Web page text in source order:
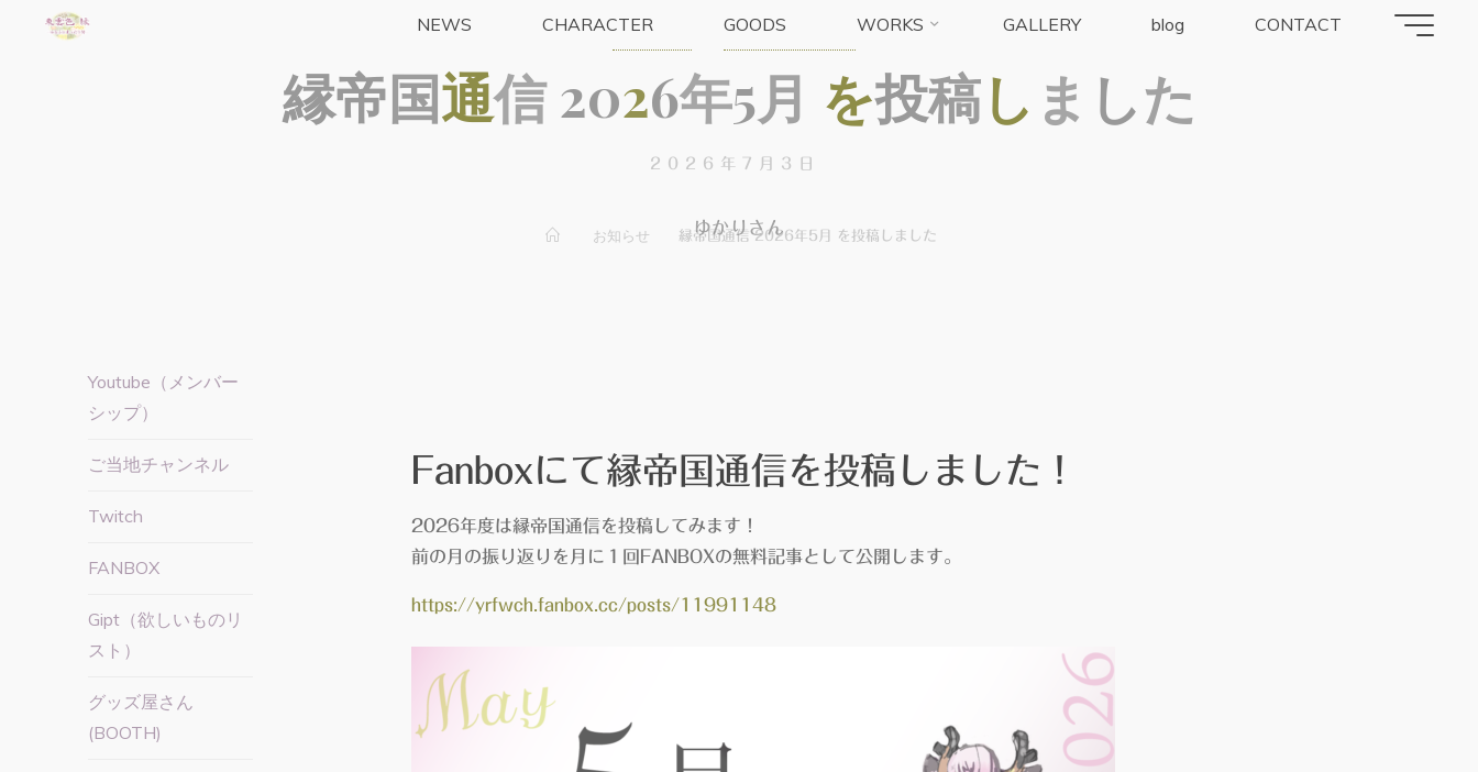
NEWS CHARACTER GOODS WORKS GALLERY blog CONTACT
縁帝国通信 2026年5月 を投稿し ま した
2026年7月3日
ゆかりさん
お知らせ 縁帝国通信 2026年5月 を投稿しました
Fanboxにて縁帝国通信を投稿しました！
2026年度は縁帝国通信を投稿してみます！
前の月の振り返りを月に１回FANBOXの無料記事として公開します。
https://yrfwch.fanbox.cc/posts/11991148
Youtube（メンバー
シップ）
ご当地チャンネル
Twitch
FANBOX
Gipt（欲しいものリ
スト）
グッズ屋さん
(BOOTH)